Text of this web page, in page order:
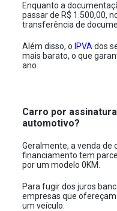
Enquanto a
passar de R$ 1.500,00,
transferência de
Além disso, o IPVA dos
mais barato, o que
ano.
Carro por
automotivo?
Geralmente, a venda de
financiamento tem
por um modelo 0KM.
Para fugir dos juros
empresas que
um veículo.